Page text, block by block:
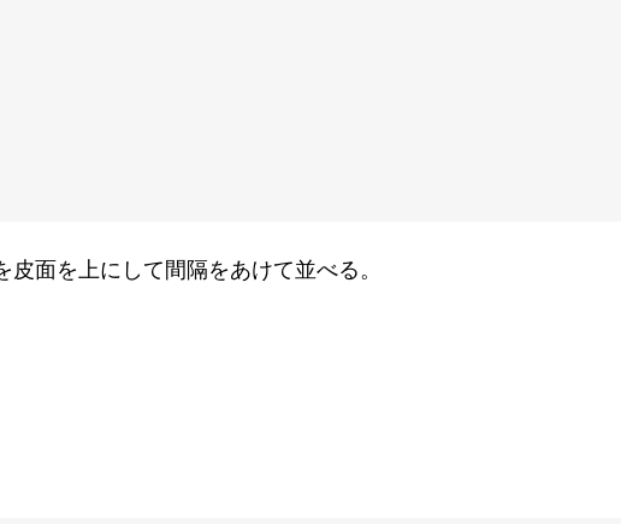
皮面を上にして間隔をあけて並べる。